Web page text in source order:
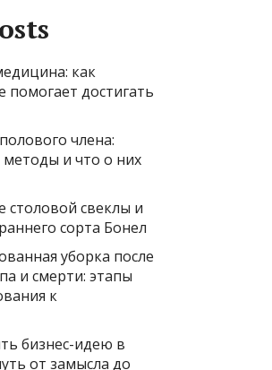
как
помогает достигать
члена:
и что о них
свеклы и
сорта Бонел
уборка после
и смерти: этапы
к
бизнес-идею в
от замысла до